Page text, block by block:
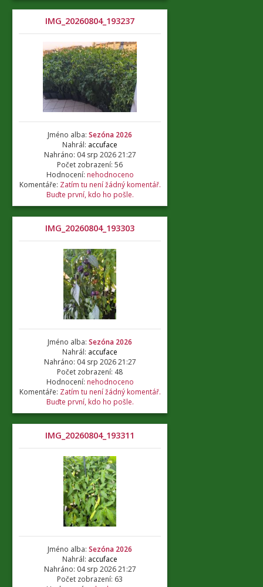
IMG_20260804_193237
Jméno alba: Sezóna 2026
Nahrál: accuface
Nahráno: 04 srp 2026 21:27
Počet zobrazení: 56
Hodnocení: nehodnoceno
Komentáře: Zatím tu není žádný komentář.
Buďte první, kdo ho pošle.
IMG_20260804_193303
Jméno alba: Sezóna 2026
Nahrál: accuface
Nahráno: 04 srp 2026 21:27
Počet zobrazení: 48
Hodnocení: nehodnoceno
Komentáře: Zatím tu není žádný komentář.
Buďte první, kdo ho pošle.
IMG_20260804_193311
Jméno alba: Sezóna 2026
Nahrál: accuface
Nahráno: 04 srp 2026 21:27
Počet zobrazení: 63